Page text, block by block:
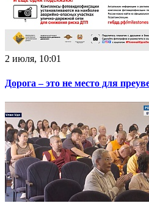
2 июля, 10:01
Дорога – это не место для